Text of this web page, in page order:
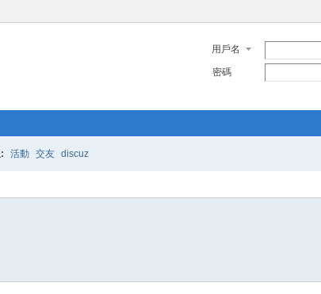
用戶名
密碼
活動 交友 discuz